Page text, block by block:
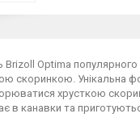
Brizoll Optima
скоринкою. Унікальна
хрусткою
в канавки та